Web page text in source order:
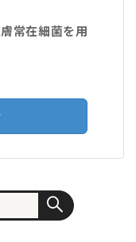
常在細菌を用